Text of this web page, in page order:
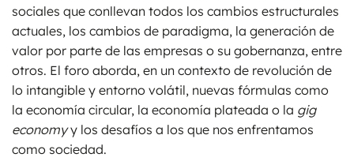
sociales que conllevan todos los cambios estructurales
actuales, los cambios de paradigma, la generación de
valor por parte de las empresas o su gobernanza, entre
otros. El foro aborda, en un contexto de revolución de
lo intangible y entorno volátil, nuevas fórmulas como
la economía circular, la economía plateada o la gig
economyy los desafíos a los que nos enfrentamos
como sociedad.